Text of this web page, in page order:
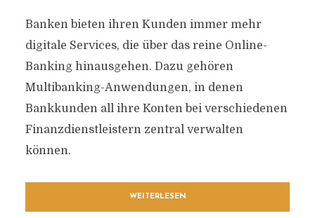
Banken bieten ihren Kunden immer mehr
digitale Services, die über das reine Online-
Banking hinausgehen. Dazu gehören
Multibanking-Anwendungen, in denen
Bankkunden all ihre Konten bei verschiedenen
Finanzdienstleistern zentral verwalten
können.
WEITERLESEN